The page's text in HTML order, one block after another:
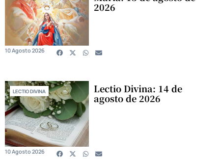
2026
10 Agosto 2026
LECTIO DIVINA Lectio Divina: 14 de
agosto de 2026
10 Agosto 2026